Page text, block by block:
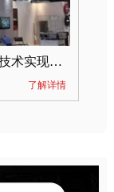
能量密度304Wh/kg！宁德时代电池技术实现突破
了解详情